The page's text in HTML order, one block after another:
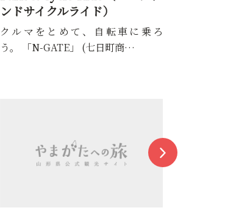
ンドサイクルライド）
クルマをとめて、自転車に乗ろ
う。 「N-GATE」 (七日町商…